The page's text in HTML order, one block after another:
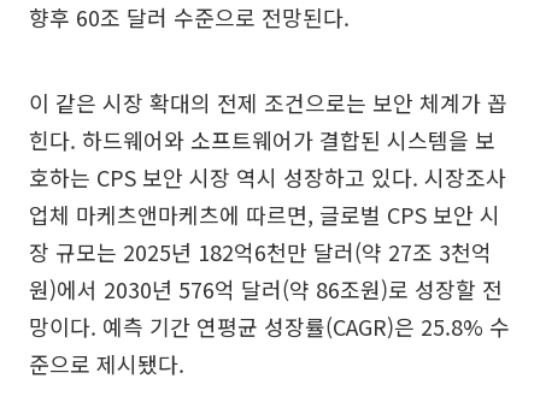
향후 60조 달러 수준으로 전망된다.
이 같은 시장 확대의 전제 조건으로는 보안 체계가 꼽
힌다. 하드웨어와 소프트웨어가 결합된 시스템을 보
호하는 CPS 보안 시장 역시 성장하고 있다. 시장조사
업체 마케츠앤마케츠에 따르면, 글로벌 CPS 보안 시
장 규모는 2025년 182억6천만 달러(약 27조 3천억
원)에서 2030년 576억 달러(약 86조원)로 성장할 전
망이다. 예측 기간 연평균 성장률(CAGR)은 25.8% 수
준으로 제시됐다.